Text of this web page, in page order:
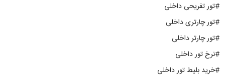
#تور تفریحی داخلی
#تور چارتری داخلی
#تور چارتر داخلی
#نرخ تور داخلی
#خرید بلیط تور داخلی